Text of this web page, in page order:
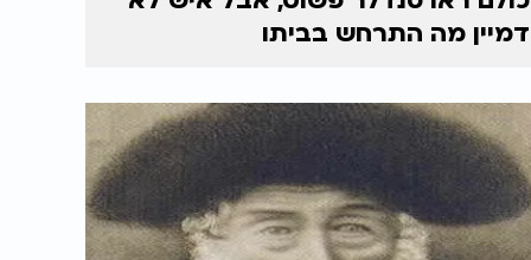
דמיין מה התרחש בביתו